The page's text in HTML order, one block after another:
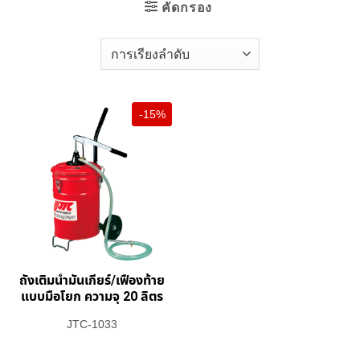
คัดกรอง
-15%
ถังเติมน้ำมันเกียร์/เฟืองท้าย
แบบมือโยก ความจุ 20 ลิตร
JTC-1033